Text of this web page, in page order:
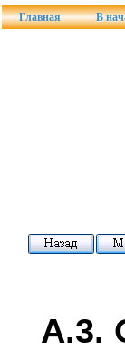
Главная В
А.3.